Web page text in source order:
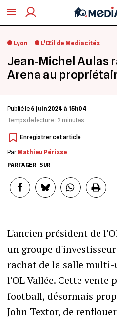
Lyon L'Œil de Mediacités
Jean‐Michel Aulas
Arena au
Publié le 6 juin 2024 à 15h04
Temps de lecture : 2 minutes
Par Mathieu Périsse
PARTAGER SUR
L'ancien président de
un groupe
rachat de la salle multi-
l'OL Vallée. Cette vente
football, désormais
John Textor, de